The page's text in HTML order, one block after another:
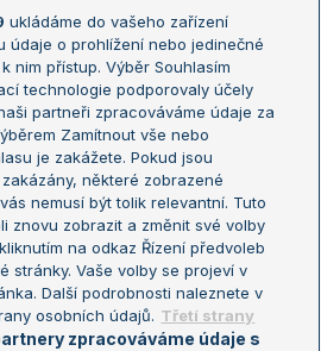
Australian Open
French Open
Wimbledon
US Open
Turnaj mistrů
Turnaj mistryň
ukládáme do vašeho zařízení
údaje o prohlížení nebo jedinečné
nim přístup. Výběr Souhlasím
technologie podporovaly účely
partneři zpracováváme údaje za
Zamítnout vše nebo
je zakážete. Pokud jsou
některé zobrazené
nemusí být tolik relevantní. Tuto
znovu zobrazit a změnit své volby
na odkaz Řízení předvoleb
stránky. Vaše volby se projeví v
Další podrobnosti naleznete v
osobních údajů. Třetí strany
zpracováváme údaje s